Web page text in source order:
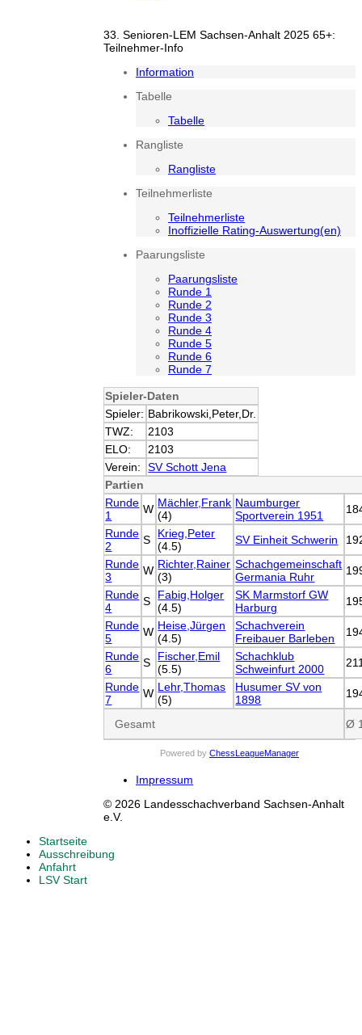
33. Senioren-LEM Sachsen-Anhalt 2025 65+:
Teilnehmer-Info
Information
Tabelle
Tabelle
Rangliste
Rangliste
Teilnehmerliste
Teilnehmerliste
Inoffizielle Rating-Auswertung(en)
Paarungsliste
Paarungsliste
Runde 1
Runde 2
Runde 3
Runde 4
Runde 5
Runde 6
Runde 7
Spieler-Daten
Spieler: Babrikowski,Peter,Dr.
TWZ:
2103
ELO:
2103
Verein:
SV Schott Jena
Partien
Runde
1
W Mächler,Frank
(4)
Naumburger
Sportverein 1951
Runde
2
S
Krieg,Peter
(4.5)
SV Einheit Schwerin
Runde
3
W Richter,Rainer
(3)
Schachgemeinschaft
Germania Ruhr
Runde
4
S
Fabig,Holger
(4.5)
SK Marmstorf GW
Harburg
Runde
5
W Heise,Jürgen
(4.5)
Schachverein
Freibauer Barleben
Runde
6
S
Fischer,Emil
(5.5)
Schachklub
Schweinfurt 2000
Runde
7
W Lehr,Thomas
(5)
Husumer SV von
1898
Gesamt Ø
Powered by ChessLeagueManager
Impressum
© 2026 Landesschachverband Sachsen-Anhalt
e.V.
Startseite
Ausschreibung
Anfahrt
LSV Start